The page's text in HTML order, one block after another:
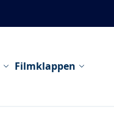
Filmklappen